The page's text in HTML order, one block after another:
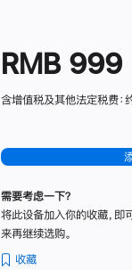
RMB 999
含增值税及其他法定税费：
需要考虑一下？
将此设备加入你的收藏，即
来再继续选购。
收藏